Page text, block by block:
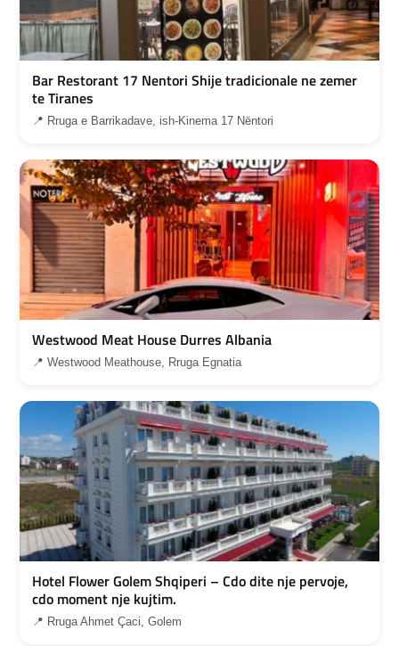
Bar Restorant 17 Nentori Shije tradicionale ne zemer
te Tiranes
📍 Rruga e Barrikadave, ish-Kinema 17 Nëntori
Westwood Meat House Durres Albania
📍 Westwood Meathouse, Rruga Egnatia
Hotel Flower Golem Shqiperi – Cdo dite nje pervoje,
cdo moment nje kujtim.
📍 Rruga Ahmet Çaci, Golem